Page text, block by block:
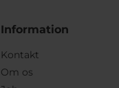
Information
Kontakt
Om os